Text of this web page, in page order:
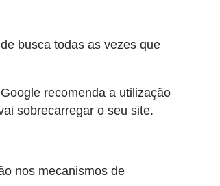
busca todas as vezes que
recomenda a utilização
sobrecarregar o seu site.
nos mecanismos de